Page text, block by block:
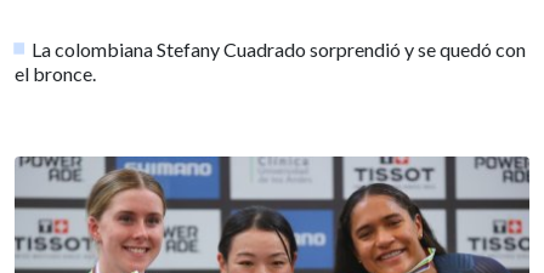
La colombiana Stefany Cuadrado sorprendió y se quedó con
el bronce.